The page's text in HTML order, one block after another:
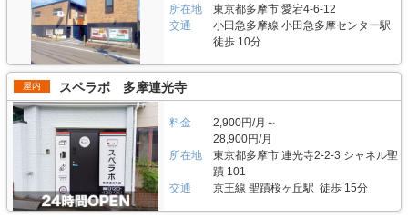
アで試験的にはじめた駐車場タイプのバイクパーキングは当初ここまでの拡
大を予想していなかったとのことだが、順調に拡大を続けているという。人
気施設の一つである足立区の「ハローバイクボックス足立竹ノ塚パート2」
は、風雨による汚れや浸食防止に強いBOXシェローを採用しており、東証
マザーズ上場企業が運営しているバイク専用のスペースなので、安心して利
用できると思った。
ビができないように温度調整が必要で、その鍵を握るのが、各階に数点設置
しているサーキュレーター。風を送り込み部屋の空気を循環させることで荷
物を保管するのに最適な環境を1年中作り出しています。また、トランクハ
ウス24東中野店では、スマートキーや専用アプリによる鍵の解錠施錠にも
対応。警備会社と契約をしているため、万が一のことがあっても対応できる
ことはもちろん、小さなトラブルでも問い合わせれば、自社の物件管理部隊
がすぐに駆けつける体制も整備しています。 費用や契約について教えてく
ださい。 簡単手続き。スマートキーを採用したことで、その場で専用アプ
リを使って施設のエントランスキーを解錠でき、スタッフの立会いがなくて
もスムーズに内覧できます。また、Webやスマホのみでも契約申し込みが
できるので、最短即日利用も可能です。不明点があれば、お気軽にお問い合
わせください。 編集後記 誰もが知っているキャラクター「キティちゃん」
がビル正面に大きく貼られているトランクハウス24。インパクトがありな
がらも、街の景色に馴染んでいる親しみやすい印象を受けた。2018年から
開始した新しいトランクルームのサービスだが、そのはじめたきっかけをお
所在地
東京都多摩市 愛宕4-6-12
交通
小田急多摩線 小田急多摩センター駅
徒歩 10分
屋内 スペラボ 多摩連光寺
料金
2,900円/月～
28,900円/月
所在地
東京都多摩市 連光寺2-2-3 シャネル聖
蹟 101
交通
京王線 聖蹟桜ヶ丘駅 徒歩 15分